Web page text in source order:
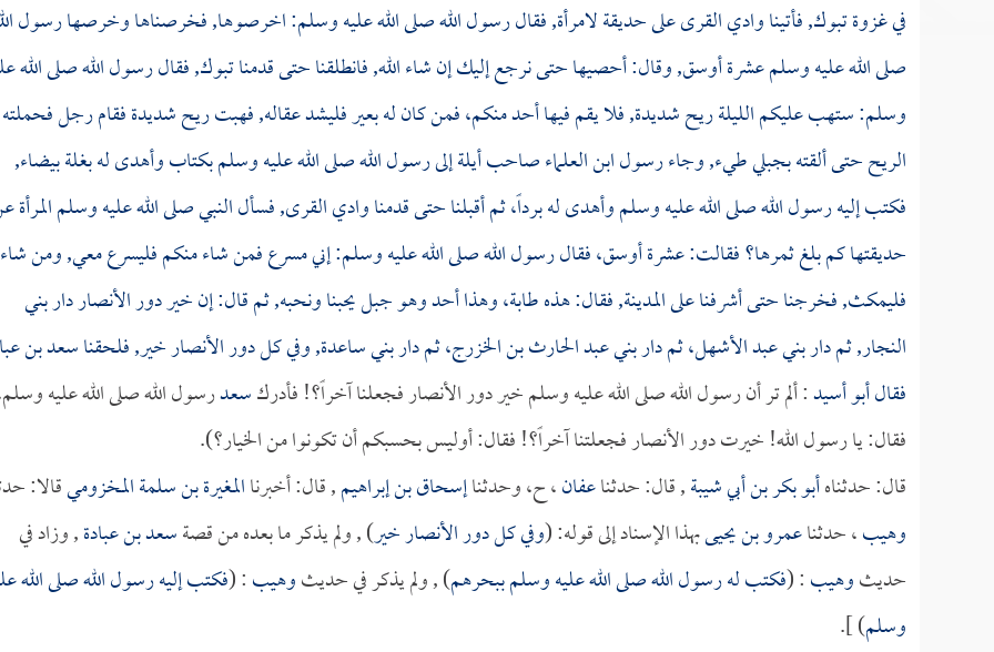
في غزوة تبوك, فأتينا وادي القرى على حديقة لامرأة, فقال رسول الله صلى الله عليه وسلم: اخرصوها, فخرصناها وخرصها رسول
صلى الله عليه وسلم عشرة أوسق, وقال: أحصيها حتى نرجع إليك إن شاء الله, فانطلقنا حتى قدمنا تبوك, فقال رسول الله صلى الله
وسلم: ستهب عليكم الليلة ريح شديدة, فلا يقم فيها أحد منكم، فمن كان له بعير فليشد عقاله, فهبت ريح شديدة فقام رجل فحملته
الريح حتى ألقته بجبلي طيء, وجاء رسولابن العلماءصاحب أيلة إلى رسول الله صلى الله عليه وسلم بكتاب وأهدى له بغلة بيضاء,
فكتب إليه رسول الله صلى الله عليه وسلم وأهدى له برداً، ثم أقبلنا حتى قدمنا وادي القرى, فسأل النبي صلى الله عليه وسلم المرأة
حديقتها كم بلغ ثمرها؟ فقالت: عشرة أوسق، فقال رسول الله صلى الله عليه وسلم: إني مسرع فمن شاء منكم فليسرع معي, ومن شاء
فليمكث, فخرجنا حتى أشرفنا على المدينة, فقال: هذه طابة، وهذا أحد وهو جبل يحبنا ونحبه, ثم قال: إن خير دور الأنصار دار بني
النجار, ثم دار بني عبد الأشهل، ثم دار بني عبد الحارث بن الخزرج، ثم دار بني ساعدة, وفي كل دور الأنصار خير, فلحقناسعد بن
فقالأبو أسيد: ألم تر أن رسول الله صلى الله عليه وسلم خير دور الأنصار فجعلنا آخراً؟! فأدركسعدرسول الله صلى الله عليه
فقال: يا رسول الله! خيرت دور الأنصار فجعلتنا آخراً؟! فقال: أوليس بحسبكم أن تكونوا من الخيار؟).
قال: حدثناهأبو بكر بن أبي شيبة, قال: حدثناعفان، ح، وحدثناإسحاق بن إبراهيم, قال: أخبرناالمغيرة بن سلمة المخزوميقالا:
وهيب، حدثناعمرو بن يحيىبهذا الإسناد إلى قوله: (وفي كل دور الأنصار خير) , ولم يذكر ما بعده من قصةسعد بن عبادة, وزاد في
حديثوهيب: (فكتب له رسول الله صلى الله عليه وسلم ببحرهم) , ولم يذكر في حديثوهيب: (فكتب إليه رسول الله صلى الله
وسلم) ].